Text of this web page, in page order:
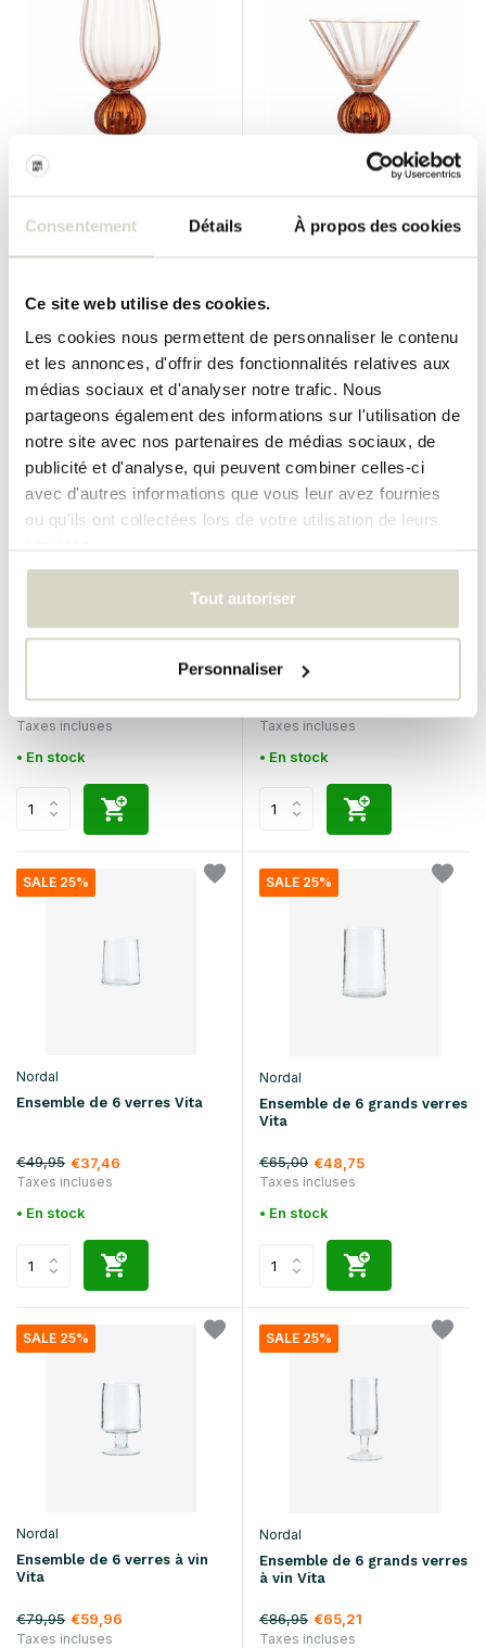
Consentement Détails À propos des cookies
Ce site web utilise des cookies.
Les cookies nous permettent de personnaliser le contenu
et les annonces, d'offrir des fonctionnalités relatives aux
médias sociaux et d'analyser notre trafic. Nous
partageons également des informations sur l'utilisation de
notre site avec nos partenaires de médias sociaux, de
publicité et d'analyse, qui peuvent combiner celles-ci
avec d'autres informations que vous leur avez fournies
ou qu'ils ont collectées lors de votre utilisation de leurs
Tout autoriser
Personnaliser
Bloomingville
• En stock • En stock
SALE 25%
€110,00 €82,50
Taxes incluses
• En stock
SALE 25%
rouge Rill
€135,00 €101,25
Taxes incluses
• En stock
SALE 25%
Nordal
Ensemble de 6 verres Vita
€49,95 €37,46
Taxes incluses
• En stock
SALE 25%
Nordal
Ensemble de 6 grands verres
Vita
€65,00 €48,75
Taxes incluses
• En stock
SALE 25%
Nordal
Ensemble de 6 verres à vin
Vita
€79,95 €59,96
Taxes incluses
SALE 25%
Nordal
Ensemble de 6 grands verres
à vin Vita
€86,95 €65,21
Taxes incluses